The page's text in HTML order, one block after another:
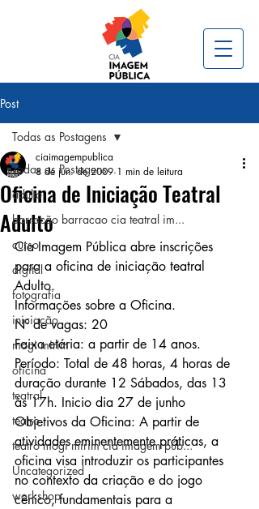
Post
Todas as Postagens
adulto
barracão barracao cia teatral im...
curso
digital
fotografia
iniciação
mogi mirim
oficina
teatral
teatro
teatro mogi mirim cia imagem púb...
Uncategorized
workshop
Todas as Postagens
Oficina de Iniciação Teatral
Adulto
ciaimagempublica
8 de jun. de 2009 1 min de leitura
Cia Imagem Pública abre inscrições
para a oficina de iniciação teatral
Adulto.
Informações sobre a Oficina.
Nº de vagas: 20
Faixa etária: a partir de 14 anos.
Período: Total de 48 horas, 4 horas de
duração durante 12 Sábados, das 13
às 17h. Inicio dia 27 de junho
Objetivos da Oficina: A partir de
atividades eminentemente práticas, a
oficina visa introduzir os participantes
no contexto da criação e do jogo
cênico, fundamentais para a